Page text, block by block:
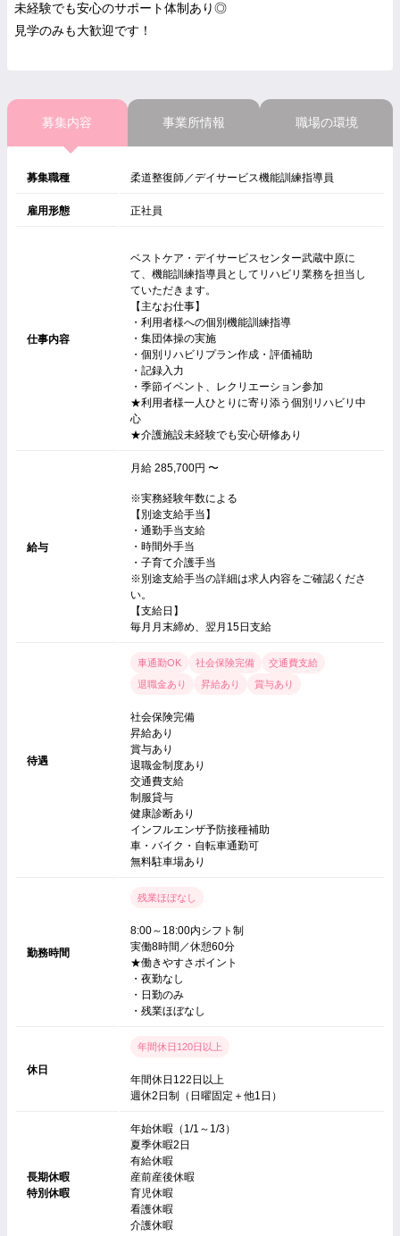
未経験でも安心のサポート体制あり◎
見学のみも大歓迎です！
募集内容 事業所情報 職場の環境
募集職種 柔道整復師／デイサービス機能訓練指導員
雇用形態 正社員
仕事内容
ベストケア・デイサービスセンター武蔵中原に
て、機能訓練指導員としてリハビリ業務を担当し
ていただきます。
【主なお仕事】
・利用者様への個別機能訓練指導
・集団体操の実施
・個別リハビリプラン作成・評価補助
・記録入力
・季節イベント、レクリエーション参加
★利用者様一人ひとりに寄り添う個別リハビリ中
心
★介護施設未経験でも安心研修あり
給与
月給 285,700円 〜
※実務経験年数による
【別途支給手当】
・通勤手当支給
・時間外手当
・子育て介護手当
※別途支給手当の詳細は求人内容をご確認くださ
い。
【支給日】
毎月月末締め、翌月15日支給
待遇
車通勤OK 社会保険完備
交通費支給
退職金あり
昇給あり 賞与あり
社会保険完備
昇給あり
賞与あり
退職金制度あり
交通費支給
制服貸与
健康診断あり
インフルエンザ予防接種補助
車・バイク・自転車通勤可
無料駐車場あり
勤務時間
残業ほぼなし
8:00～18:00内シフト制
実働8時間／休憩60分
★働きやすさポイント
・夜勤なし
・日勤のみ
・残業ほぼなし
休日
年間休日120日以上
年間休日122日以上
週休2日制（日曜固定＋他1日）
長期休暇
特別休暇
年始休暇（1/1～1/3）
夏季休暇2日
有給休暇
産前産後休暇
育児休暇
看護休暇
介護休暇